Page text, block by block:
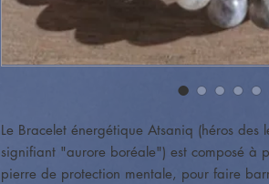
Le Bracelet énergétique Atsaniq (héros
signifiant "aurore boréale") est composé à
pierre de protection mentale, pour faire